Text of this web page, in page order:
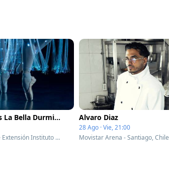
Ballet of Lights La Bella Durmiente en un espectáculo deslumbrante
CEINA - Centro de Extensión Instituto Nacional - Santiago, Chile
Alvaro Diaz
28 Ago · Vie, 21:00
Movistar Arena - Santiago, Chile